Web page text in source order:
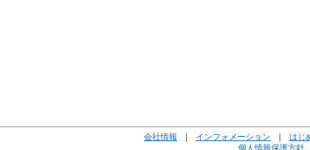
会社情報 | インフォメーション | はじ
個人情報保護方針